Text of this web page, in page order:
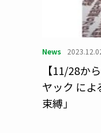
News
【11/28か
ヤック によ
束縛」